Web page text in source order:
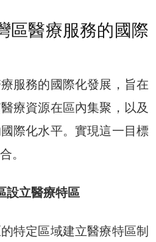
區醫療服務的國際
服務的國際化發展，旨在
療資源在區內集聚，以及
際化水平。實現這一目標
。
設立醫療特區
特定區域建立醫療特區制